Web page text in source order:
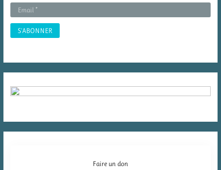
:
Faire un don